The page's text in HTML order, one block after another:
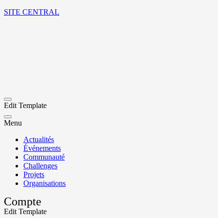
SITE CENTRAL
Edit Template
Menu
Actualités
Événements
Communauté
Challenges
Projets
Organisations
Compte
Edit Template